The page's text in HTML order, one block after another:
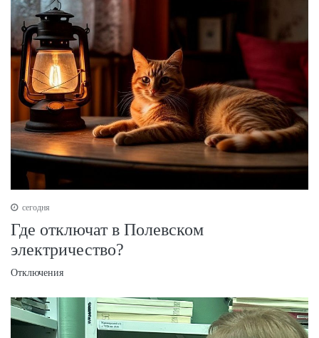
сегодня
Где отключат в Полевском
электричество?
Отключения